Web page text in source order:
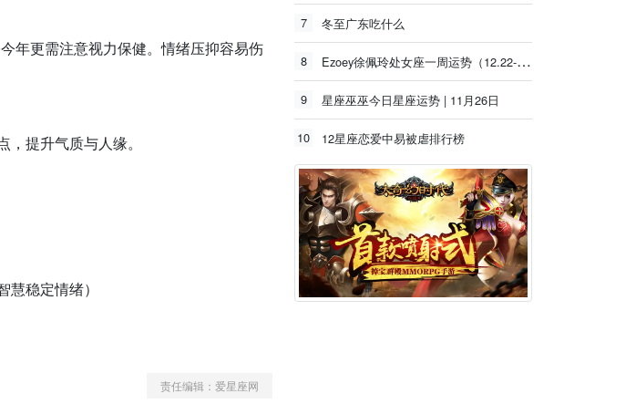
年更需注意视力保健。情绪压抑容易伤
提升气质与人缘。
稳定情绪）
责任编辑：爱星座网
7 冬至广东吃什么
8 Ezoey徐佩玲处女座一周运势（12.22-12.28）
9 星座巫巫今日星座运势 | 11月26日
10 12星座恋爱中易被虐排行榜